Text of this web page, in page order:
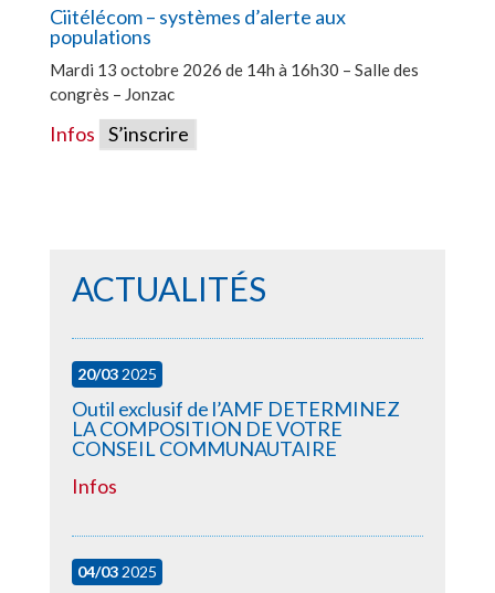
Ciitélécom – systèmes d’alerte aux
populations
Mardi 13 octobre 2026 de 14h à 16h30 – Salle des
congrès – Jonzac
Infos S’inscrire
ACTUALITÉS
20/032025
Outil exclusif de l’AMF DETERMINEZ
LA COMPOSITION DE VOTRE
CONSEIL COMMUNAUTAIRE
Infos
04/032025